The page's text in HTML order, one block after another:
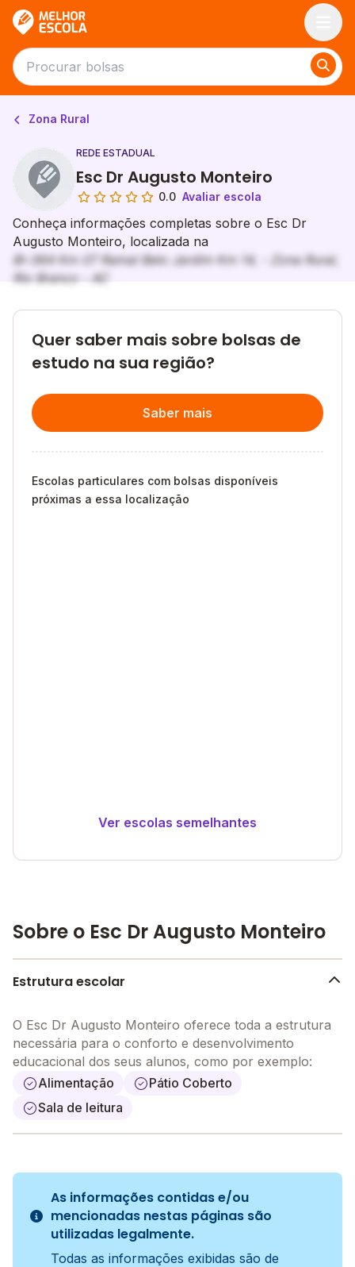
Zona Rural
REDE ESTADUAL
Esc Dr Augusto Monteiro
0.0 Avaliar escola
Conheça informações completas sobre o Esc Dr
Augusto Monteiro, localizada na
Br-364 Km 07 Ramal Belo Jardim Km 14, - Zona Rural,
Rio Branco - AC
Quer saber mais sobre bolsas de
estudo na sua região?
Saber mais
Escolas particulares com bolsas disponíveis
próximas a essa localização
Ver escolas semelhantes
Sobre o Esc Dr Augusto Monteiro
Estrutura escolar
O Esc Dr Augusto Monteiro oferece toda a estrutura
necessária para o conforto e desenvolvimento
educacional dos seus alunos, como por exemplo:
Alimentação
Pátio Coberto
Sala de leitura
As informações contidas e/ou
mencionadas nestas páginas são
utilizadas legalmente.
Todas as informações exibidas são de